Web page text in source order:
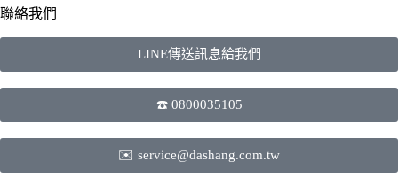
聯絡我們
LINE傳送訊息給我們
☎️ 0800035105
✉️ service@dashang.com.tw